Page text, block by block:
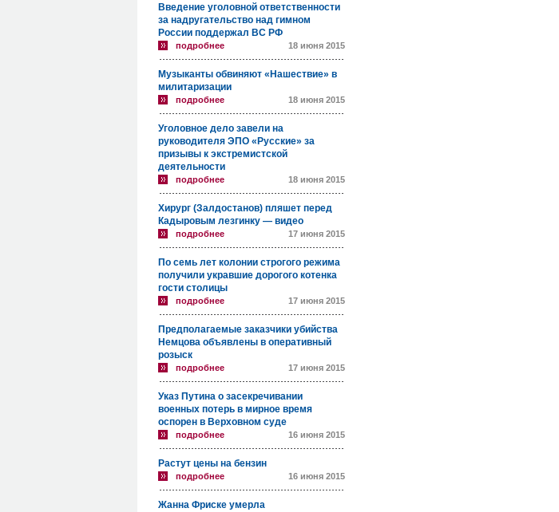
Введение уголовной ответственности
за надругательство над гимном
России поддержал ВС РФ
подробнее 18 июня 2015
Музыканты обвиняют «Нашествие» в
милитаризации
подробнее 18 июня 2015
Уголовное дело завели на
руководителя ЭПО «Русские» за
призывы к экстремистской
деятельности
подробнее 18 июня 2015
Хирург (Залдостанов) пляшет перед
Кадыровым лезгинку — видео
подробнее 17 июня 2015
По семь лет колонии строгого режима
получили укравшие дорогого котенка
гости столицы
подробнее 17 июня 2015
Предполагаемые заказчики убийства
Немцова объявлены в оперативный
розыск
подробнее 17 июня 2015
Указ Путина о засекречивании
военных потерь в мирное время
оспорен в Верховном суде
подробнее 16 июня 2015
Растут цены на бензин
подробнее 16 июня 2015
Жанна Фриске умерла